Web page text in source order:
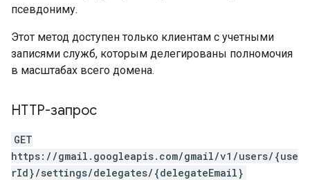
псевдониму.
Этот метод доступен только клиентам с учетными
записями служб, которым делегированы полномочия
в масштабах всего домена.
HTTP-запрос
GET
https://gmail.googleapis.com/gmail/v1/users/{use
rId}/settings/delegates/{delegateEmail}